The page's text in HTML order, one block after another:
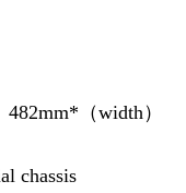
（width）
chassis